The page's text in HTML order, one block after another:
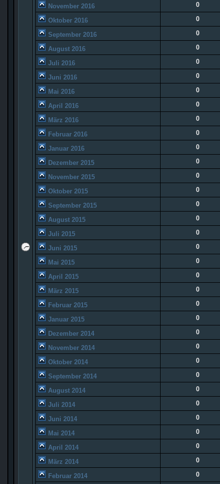
November 2016 0
Oktober 2016 0
September 2016 0
August 2016 0
Juli 2016 0
Juni 2016 0
Mai 2016 0
April 2016 0
März 2016 0
Februar 2016 0
Januar 2016 0
Dezember 2015 0
November 2015 0
Oktober 2015 0
September 2015 0
August 2015 0
Juli 2015 0
Juni 2015 0
Mai 2015 0
April 2015 0
März 2015 0
Februar 2015 0
Januar 2015 0
Dezember 2014 0
November 2014 0
Oktober 2014 0
September 2014 0
August 2014 0
Juli 2014 0
Juni 2014 0
Mai 2014 0
April 2014 0
März 2014 0
Februar 2014 0